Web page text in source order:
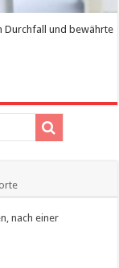
Durchfall und bewährte
nach einer